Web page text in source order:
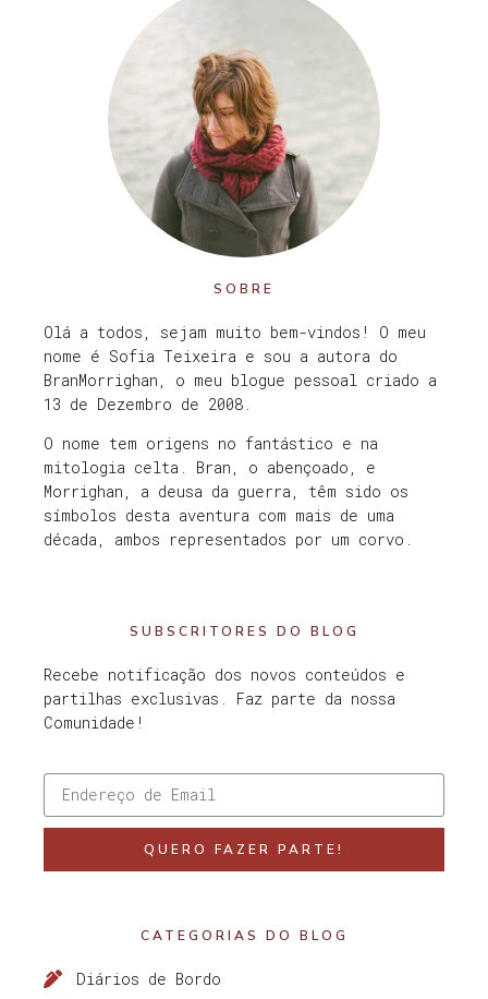
SOBRE
Olá a todos, sejam muito bem-vindos! O meu
nome é Sofia Teixeira e sou a autora do
BranMorrighan, o meu blogue pessoal criado a
13 de Dezembro de 2008.
O nome tem origens no fantástico e na
mitologia celta. Bran, o abençoado, e
Morrighan, a deusa da guerra, têm sido os
símbolos desta aventura com mais de uma
década, ambos representados por um corvo.
SUBSCRITORES DO BLOG
Recebe notificação dos novos conteúdos e
partilhas exclusivas. Faz parte da nossa
Comunidade!
QUERO FAZER PARTE!
CATEGORIAS DO BLOG
Diários de Bordo